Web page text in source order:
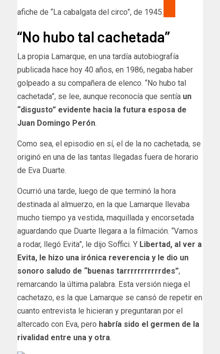
afiche de “La cabalgata del circo”, de 1945.
“No hubo tal cachetada”
La propia Lamarque, en una tardía autobiografía
publicada hace hoy 40 años, en 1986, negaba haber
golpeado a su compañera de elenco. “No hubo tal
cachetada”, se lee, aunque reconocía que sentía un
“disgusto” evidente hacia la futura esposa de
Juan Domingo Perón.
Como sea, el episodio en sí, el de la no cachetada, se
originó en una de las tantas llegadas fuera de horario
de Eva Duarte.
Ocurrió una tarde, luego de que terminó la hora
destinada al almuerzo, en la que Lamarque llevaba
mucho tiempo ya vestida, maquillada y encorsetada
aguardando que Duarte llegara a la filmación. “Vamos
a rodar, llegó Evita”, le dijo Soffici. Y Libertad, al ver a
Evita, le hizo una irónica reverencia y le dio un
sonoro saludo de “buenas tarrrrrrrrrrrdes”,
remarcando la última palabra. Esta versión niega el
cachetazo, es la que Lamarque se cansó de repetir en
cuanto entrevista le hicieran y preguntaran por el
altercado con Eva, pero habría sido el germen de la
rivalidad entre una y otra.